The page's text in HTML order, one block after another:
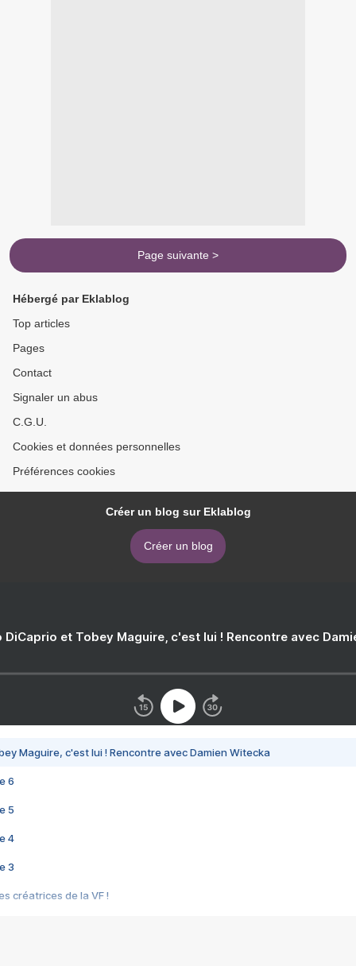
Page suivante >
Hébergé par Eklablog
Top articles
Pages
Contact
Signaler un abus
C.G.U.
Cookies et données personnelles
Préférences cookies
Créer un blog sur Eklablog
Créer un blog
DiCaprio et Tobey Maguire, c'est lui ! Rencontre avec
Maguire, c'est lui ! Rencontre avec Damien Witecka
6
5
4
3
créatrices de la VF !